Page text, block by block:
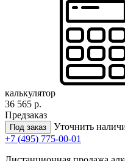
калькулятор
36 565 р.
Предзаказ
Под заказ
Уточнить
+7 (495) 775-00-01